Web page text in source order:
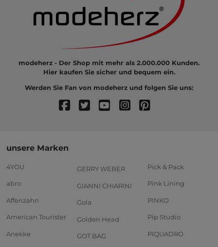
modeherz - Der Shop mit mehr als 2.000.000 Kunden.
Hier kaufen Sie sicher und bequem ein.
Werden Sie Fan von modeherz und folgen Sie uns:
unsere Marken
4YOU
abro
Affenzahn
American Tourister
Anekke
GERRY WEBER
GIANNI CHIARINI
Gola
Golden Head
GOT BAG
Pick & Pack
Pink Lining
PINKO
Pip Studio
PIQUADRO